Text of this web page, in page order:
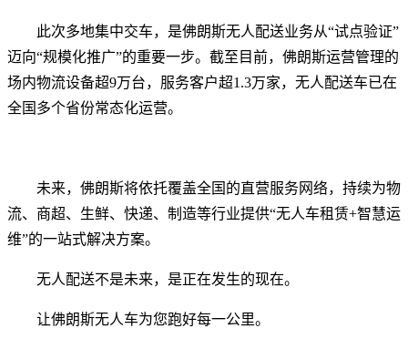
此次多地集中交车，是佛朗斯无人配送业务从“试点验证”
迈向“规模化推广”的重要一步。截至目前，佛朗斯运营管理的
场内物流设备超9万台，服务客户超1.3万家，无人配送车已在
全国多个省份常态化运营。
未来，佛朗斯将依托覆盖全国的直营服务网络，持续为物
流、商超、生鲜、快递、制造等行业提供“无人车租赁+智慧运
维”的一站式解决方案。
无人配送不是未来，是正在发生的现在。
让佛朗斯无人车为您跑好每一公里。